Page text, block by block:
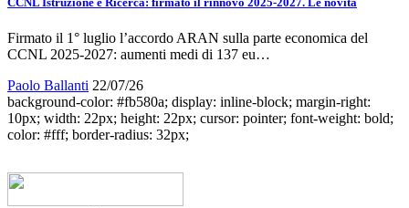
Firmato il 1° luglio l’accordo ARAN sulla parte economica del
CCNL 2025-2027: aumenti medi di 137 eu…
Paolo Ballanti 22/07/26
background-color: #fb580a; display: inline-block; margin-right:
10px; width: 22px; height: 22px; cursor: pointer; font-weight: bold;
color: #fff; border-radius: 32px;